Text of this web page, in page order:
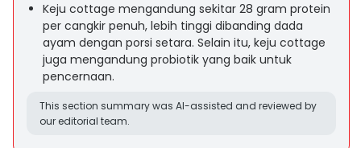
Keju cottage mengandung sekitar 28 gram protein
per cangkir penuh, lebih tinggi dibanding dada
ayam dengan porsi setara. Selain itu, keju cottage
juga mengandung probiotik yang baik untuk
pencernaan.
This section summary was AI-assisted and reviewed by
our editorial team.